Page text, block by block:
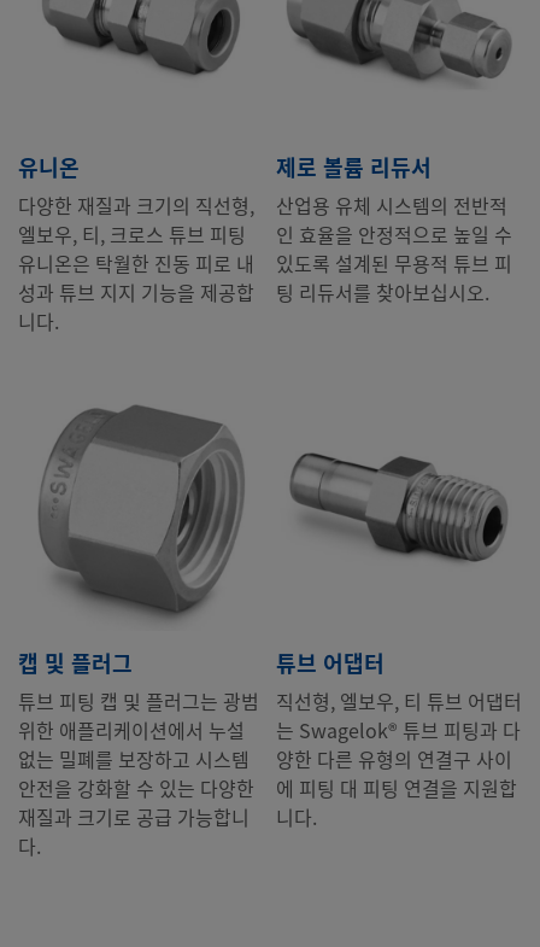
유니온
다양한 재질과 크기의 직선형,
엘보우, 티, 크로스 튜브 피팅
유니온은 탁월한 진동 피로 내
성과 튜브 지지 기능을 제공합
니다.
제로 볼륨 리듀서
산업용 유체 시스템의 전반적
인 효율을 안정적으로 높일 수
있도록 설계된 무용적 튜브 피
팅 리듀서를 찾아보십시오.
캡 및 플러그
튜브 피팅 캡 및 플러그는 광범
위한 애플리케이션에서 누설
없는 밀폐를 보장하고 시스템
안전을 강화할 수 있는 다양한
재질과 크기로 공급 가능합니
다.
튜브 어댑터
직선형, 엘보우, 티 튜브 어댑터
는 Swagelok® 튜브 피팅과 다
양한 다른 유형의 연결구 사이
에 피팅 대 피팅 연결을 지원합
니다.